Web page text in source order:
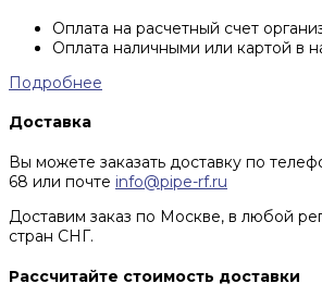
Оплата на расчетный счет
Оплата наличными или картой в
Подробнее
Доставка
Вы можете заказать доставку по
68 или почте info@pipe-rf.ru
Доставим заказ по Москве, в любой
стран СНГ.
Рассчитайте стоимость доставки